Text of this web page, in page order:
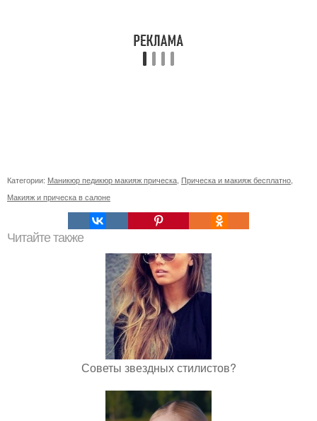
Категории: Маникюр педикюр макияж прическа Прическа и макияж бесплатно
Макияж и прическа в салоне
Читайте также
Советы звездных стилистов?